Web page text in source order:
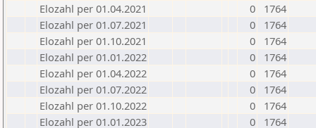
Elozahl per 01.04.2021
0
1764
Elozahl per 01.07.2021
0
1764
Elozahl per 01.10.2021
0
1764
Elozahl per 01.01.2022
0
1764
Elozahl per 01.04.2022
0
1764
Elozahl per 01.07.2022
0
1764
Elozahl per 01.10.2022
0
1764
Elozahl per 01.01.2023
0
1764